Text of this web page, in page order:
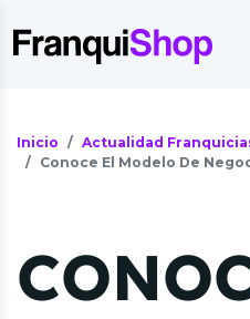
Inicio
Actualidad
Conoce El Modelo De